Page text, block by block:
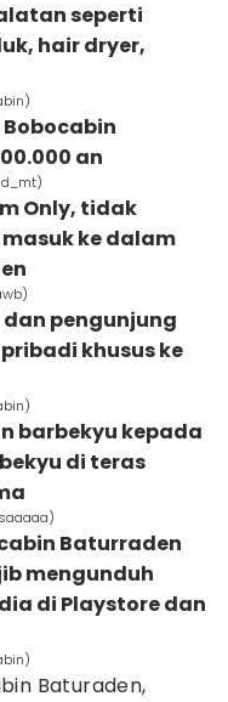
seperti
hair dryer,
Bobocabin
an
Only, tidak
ke dalam
pengunjung
khusus ke
barbekyu kepada
di teras
Baturraden
mengunduh
di Playstore dan
Baturaden,